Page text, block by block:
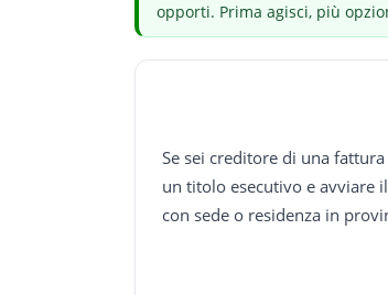
opporti. Prima agisci, più
Se sei creditore di una
un titolo esecutivo e avviare
con sede o residenza in